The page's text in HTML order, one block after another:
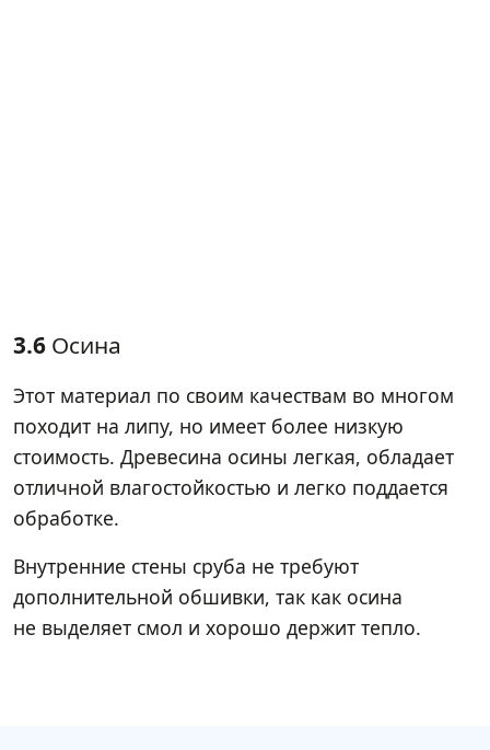
3.6 Осина
Этот материал по своим качествам во многом
походит на липу, но имеет более низкую
стоимость. Древесина осины легкая, обладает
отличной влагостойкостью и легко поддается
обработке.
Внутренние стены сруба не требуют
дополнительной обшивки, так как осина
не выделяет смол и хорошо держит тепло.